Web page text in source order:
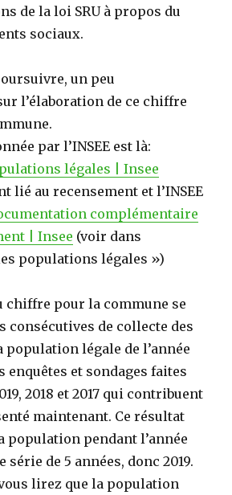
de la loi SRU à propos du
sociaux.
un peu
l’élaboration de ce chiffre
par l’INSEE est là:
ns légales | Insee
lié au recensement et l’INSEE
complémentaire
| Insee (voir dans
populations légales »)
chiffre pour la commune se
consécutives de collecte des
légale de l’année
enquêtes et sondages faites
2018 et 2017 qui contribuent
maintenant. Ce résultat
population pendant l’année
série de 5 années, donc 2019.
lirez que la population